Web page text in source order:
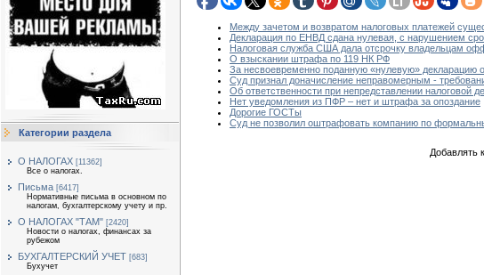
Категории раздела
О НАЛОГАХ [11362]
Все о налогах.
Письма [6417]
Нормативные письма в основном по
налогам, бухгалтерскому учету и пр.
О НАЛОГАХ "ТАМ" [2420]
Новости о налогах, финансах за
рубежом
БУХГАЛТЕРСКИЙ УЧЕТ [683]
Бухучет
Между зачетом и возвратом налоговых платежей
Декларация по ЕНВД сдана нулевая, с нарушением
Налоговая служба США дала отсрочку владельцам
О взыскании штрафа по 119 НК РФ
За несвоевременно поданную «нулевую» декларацию
Суд признал доначисление неправомерным -
Об ответственности при непредставлении налоговой
Нет уведомления из ПФР – нет и штрафа за опоздание
Дорогие ГОСТы
Суд не позволил оштрафовать компанию по
Добавлять